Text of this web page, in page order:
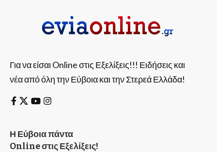
Για να είσαι Online στις Εξελίξεις!!! Ειδήσεις και
νέα από όλη την Εύβοια και την Στερεά Ελλάδα!
Η Εύβοια πάντα
Online στις Εξελίξεις!